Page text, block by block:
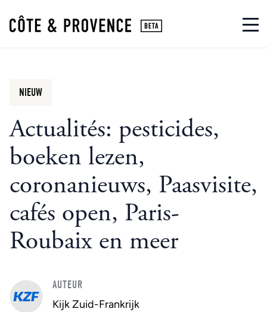
Actualités: pesticides,
boeken lezen,
coronanieuws, Paasvisite,
cafés open, Paris-
Roubaix en meer
NIEUW
AUTEUR
Kijk Zuid-Frankrijk